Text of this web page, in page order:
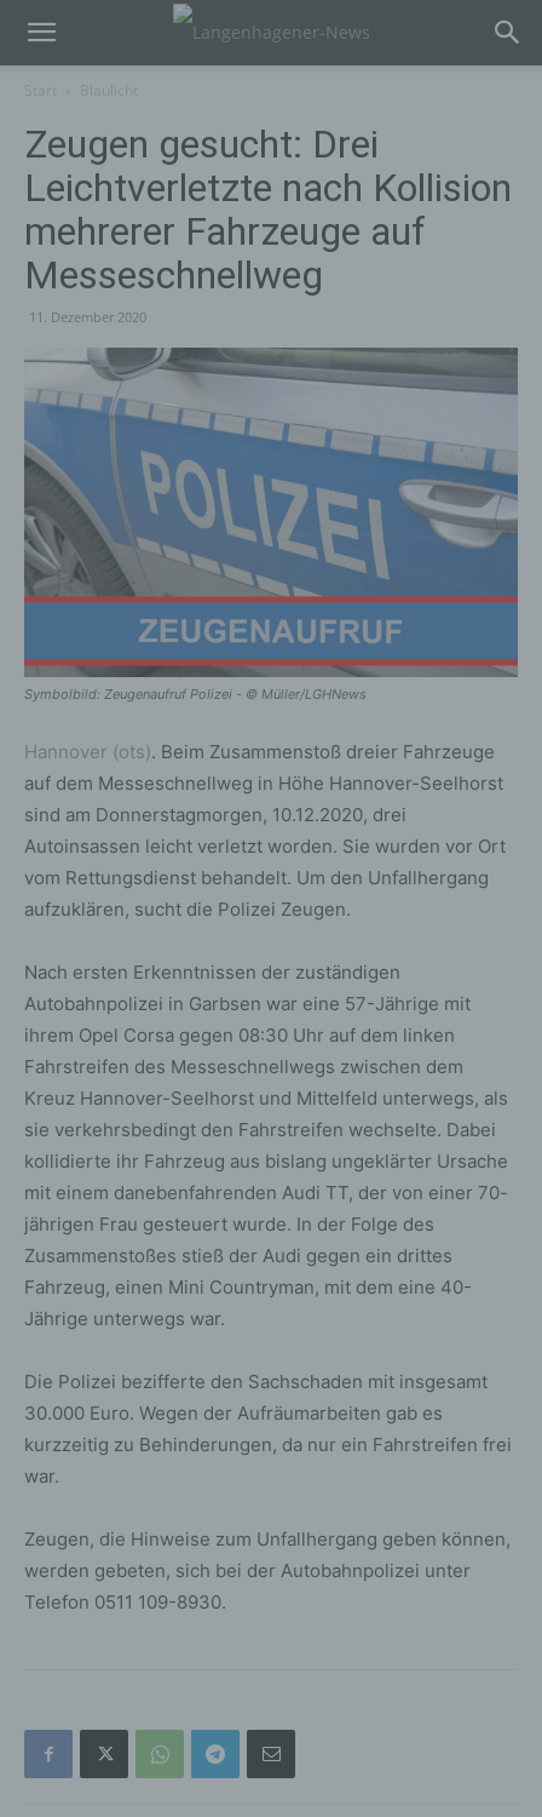
Zeugen gesucht: Drei
Leichtverletzte nach Kollision
mehrerer Fahrzeuge auf
Messeschnellweg
11. Dezember 2020
Symbolbild: Zeugenaufruf Polizei - © Müller/LGHNews
Hannover (ots). Beim Zusammenstoß dreier Fahrzeuge
auf dem Messeschnellweg in Höhe Hannover-Seelhorst
sind am Donnerstagmorgen, 10.12.2020, drei
Autoinsassen leicht verletzt worden. Sie wurden vor Ort
vom Rettungsdienst behandelt. Um den Unfallhergang
aufzuklären, sucht die Polizei Zeugen.
Nach ersten Erkenntnissen der zuständigen
Autobahnpolizei in Garbsen war eine 57-Jährige mit
ihrem Opel Corsa gegen 08:30 Uhr auf dem linken
Fahrstreifen des Messeschnellwegs zwischen dem
Kreuz Hannover-Seelhorst und Mittelfeld unterwegs, als
sie verkehrsbedingt den Fahrstreifen wechselte. Dabei
kollidierte ihr Fahrzeug aus bislang ungeklärter Ursache
mit einem danebenfahrenden Audi TT, der von einer 70-
jährigen Frau gesteuert wurde. In der Folge des
Zusammenstoßes stieß der Audi gegen ein drittes
Fahrzeug, einen Mini Countryman, mit dem eine 40-
Jährige unterwegs war.
Die Polizei bezifferte den Sachschaden mit insgesamt
30.000 Euro. Wegen der Aufräumarbeiten gab es
kurzzeitig zu Behinderungen, da nur ein Fahrstreifen frei
war.
Zeugen, die Hinweise zum Unfallhergang geben können,
werden gebeten, sich bei der Autobahnpolizei unter
Telefon 0511 109-8930.